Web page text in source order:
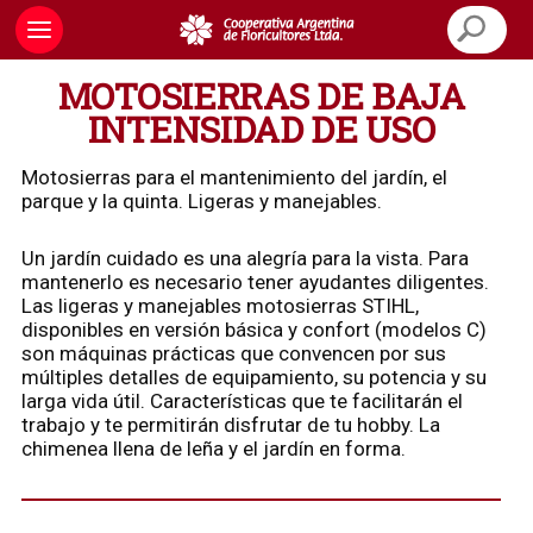
MOTOSIERRAS DE BAJA
INTENSIDAD DE USO
Motosierras para el mantenimiento del jardín, el
parque y la quinta. Ligeras y manejables.
Un jardín cuidado es una alegría para la vista. Para
mantenerlo es necesario tener ayudantes diligentes.
Las ligeras y manejables motosierras STIHL,
disponibles en versión básica y confort (modelos C)
son máquinas prácticas que convencen por sus
múltiples detalles de equipamiento, su potencia y su
larga vida útil. Características que te facilitarán el
trabajo y te permitirán disfrutar de tu hobby. La
chimenea llena de leña y el jardín en forma.